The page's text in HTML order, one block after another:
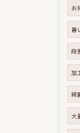
お
暑
段
加
綺
大